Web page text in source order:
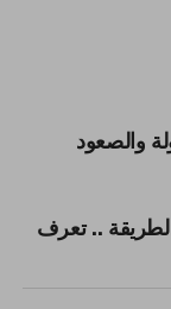
والصعود
الطريقة .. تعرف